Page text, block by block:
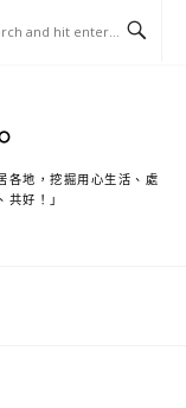
各地，挖掘用心生活、處
好！」